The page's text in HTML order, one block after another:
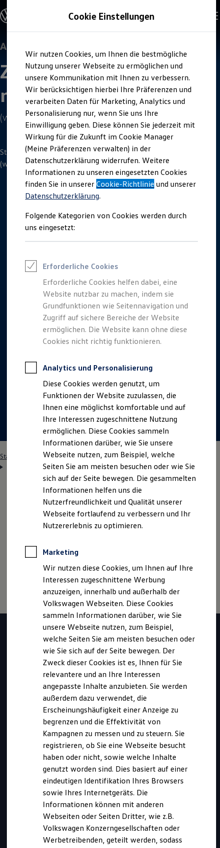
Hauptinhalt
springen
Footer
springen
Offene Stellen entdecken
Einstiegsmöglichkeiten
Schüler
Schülerpraktikum
Schüler Ferienjobs
Einstiegsqualifizierung
Studenten
Praktikum
Abschlussarbeit
Master-Stipendium
Auslandspraktikum
Jobs in Semesterferien
Werkstudentin / Werkstudent
Absolventen
StartUp Direct
Doktorandenprogramm
Volontariat
Berufserfahrene
Direkteinstieg
Jobs in der Volkswagen Group
Jobs in Produktion und Logistik
Talentpool für Fach- und Führungsexpertinnen
Arbeiten bei VW
Was uns ausmacht
Wir bei Volkswagen
Onboarding und Einarbeitung
Unternehmensbereiche
Standorte
Verhaltensgrundsätze
Karriere Magazin
Talentpool
Deine Bewerbung
Onlinebewerbung: So geht's
Bewerbungstipps
Eine Absage - was nun?
Anreise zu Interview oder AC
Kontakt und Hilfe
Barrierefrei bewerben
Triff unsere Recruiter
Events
Ausbildung
Zerspanungs­
mechaniker/in
(w/m/d)
Starte 2027 deine Ausbildung als Zerspanungs­mechaniker
(w/m/d) bei Volkswagen. Sichere dir deinen Ausbildungsplatz.
3Minuten
Startseite Einstiegsmöglichkeiten Schüler
Ausbildung
Zerspanungsmechaniker/in (w/m/d)
Hinweis: Auf dieser Seite geht es im Detail um den
Ausbildungsberuf Zerspanungs­
mechaniker/in (w/m/d). Wenn du mehr zur
hier
Kurz notiert
Diese Ausbildung bieten wir an in:
Cookie Einstellungen
Wir nutzen Cookies, um Ihnen die bestmögliche
Nutzung unserer Webseite zu ermöglichen und
unsere Kommunikation mit Ihnen zu verbessern.
Wir berücksichtigen hierbei Ihre Präferenzen und
verarbeiten Daten für Marketing, Analytics und
Personalisierung nur, wenn Sie uns Ihre
Einwilligung geben. Diese können Sie jederzeit mit
Wirkung für die Zukunft im Cookie Manager
(Meine Präferenzen verwalten) in der
Datenschutzerklärung widerrufen. Weitere
Informationen zu unseren eingesetzten Cookies
finden Sie in unsererCookie-Richtlinie und unserer
Datenschutzerklärung.
Folgende Kategorien von Cookies werden durch
uns eingesetzt:
Erforderliche Cookies
Erforderliche Cookies helfen dabei, eine
Website nutzbar zu machen, indem sie
Grundfunktionen wie Seitennavigation und
Zugriff auf sichere Bereiche der Website
ermöglichen. Die Website kann ohne diese
Cookies nicht richtig funktionieren.
Analytics und Personalisierung
Diese Cookies werden genutzt, um
Funktionen der Website zuzulassen, die
Ihnen eine möglichst komfortable und auf
Ihre Interessen zugeschnittene Nutzung
ermöglichen. Diese Cookies sammeln
Informationen darüber, wie Sie unsere
Webseite nutzen, zum Beispiel, welche
Seiten Sie am meisten besuchen oder wie Sie
sich auf der Seite bewegen. Die gesammelten
Informationen helfen uns die
Nutzerfreundlichkeit und Qualität unserer
Webseite fortlaufend zu verbessern und Ihr
Nutzererlebnis zu optimieren.
Marketing
Wir nutzen diese Cookies, um Ihnen auf Ihre
Interessen zugeschnittene Werbung
anzuzeigen, innerhalb und außerhalb der
Volkswagen Webseiten. Diese Cookies
sammeln Informationen darüber, wie Sie
unsere Webseite nutzen, zum Beispiel,
welche Seiten Sie am meisten besuchen oder
wie Sie sich auf der Seite bewegen. Der
Zweck dieser Cookies ist es, Ihnen für Sie
relevantere und an Ihre Interessen
angepasste Inhalte anzubieten. Sie werden
außerdem dazu verwendet, die
Erscheinungshäufigkeit einer Anzeige zu
begrenzen und die Effektivität von
Kampagnen zu messen und zu steuern. Sie
registrieren, ob Sie eine Webseite besucht
haben oder nicht, sowie welche Inhalte
genutzt worden sind. Dies basiert auf einer
eindeutigen Identifikation Ihres Browsers
sowie Ihres Internetgeräts. Die
Informationen können mit anderen
Webseiten oder Seiten Dritter, wie z.B.
Volkswagen Konzerngesellschaften oder
Werbetreibenden, geteilt werden, sodass